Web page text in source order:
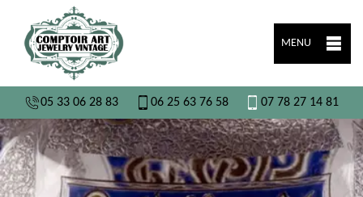
MENU
05 33 06 28 83 06 25 63 76 58 07 78 27 14 81